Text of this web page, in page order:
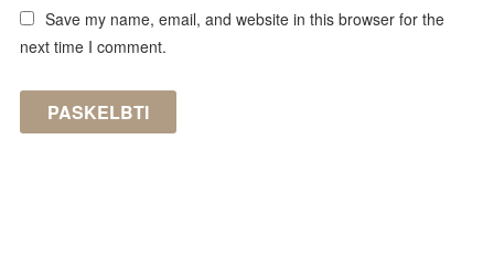
Save my name, email, and website in this browser for the
next time I comment.